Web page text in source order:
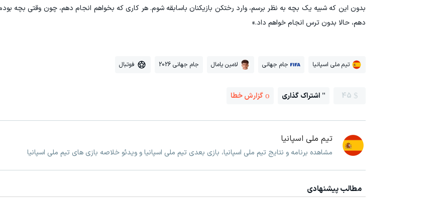
بدون این که شبیه یک بچه به نظر برسم، وارد رختکن بازیکنان باسابقه شوم. هر کاری که بخواهم انجام دهم، چون وقتی بچه
دهم، حالا بدون ترس انجام خواهم داد.»
تیم ملی اسپانیا جام جهانی لامین یامال جام جهانی 2026 فوتبال
45 اشتراک گذاری گزارش خطا
تیم ملی اسپانیا
مشاهده برنامه و نتایج تیم ملی اسپانیا، بازی بعدی تیم ملی اسپانیا و ویدئو خلاصه بازی های تیم ملی اسپانیا
مطالب پیشنهادی